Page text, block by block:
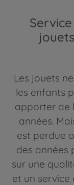
Les jouets
les enfants
apporter de
années.
est perdue
des années
sur une
et un service